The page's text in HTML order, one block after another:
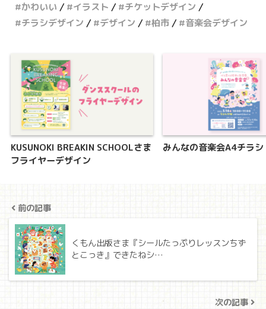
かわいい
イラスト
チケットデザイン
チラシデザイン
デザイン 柏市 音楽会デザイン
KUSUNOKI BREAKIN SCHOOLさま
フライヤーデザイン
みんなの音楽会A4チラシ
前の記事
くもん出版さま『シールたっぷりレッスンちず
とこっき』できたねシ…
次の記事